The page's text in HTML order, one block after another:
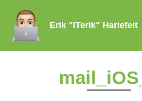
Erik "ITerik" Harlefelt